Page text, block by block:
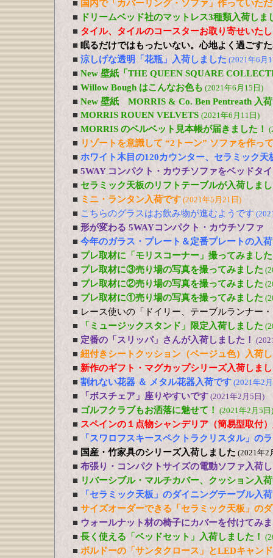
■ 国内で「カバーリング・ソファ」作っていた
■
ドリームベッド社のマットレス3種類入荷しま
■ タイル、タイルのコースターお取り寄せいた
■ 眠るだけではもったいない。心地よく過ごす
■ 涼しげな透明「花瓶」入荷しました (2021年6月
■ New 壁紙「THE QUEEN SQUARE
■ Willow Bough はこんなお色も (2021年6月15日)
■ New 壁紙 MORRIS & Co. Ben Pentreath 入
■ MORRIS ROUEN VELVETS (2021年6月11日)
■ MORRIS のベルベット見本帳が届きました！
■ リゾートを意識して “2トーン” ソファを作っ
■ ホワイト木目の120カウンター、セラミック天
■ 5WAY コンパクト・カウチソファをベッドタ
■ セラミック天板のリフトテーブルが入荷しま
■ ミニ・ランタン入荷です (2021年5月21日)
■ こちらのグラスはお飲み物が進むようです
■ 形が変わる 5WAYコンパクト・カウチソファ
■ 今年のガラス・プレート＆定番プレートの入
■ プレ取材に「モリスコーナー」撮ってみました
■ プレ取材に③売り場の写真を撮ってみました
■ プレ取材に②売り場の写真を撮ってみました
■ プレ取材に①売り場の写真を撮ってみました
■ レース使いの「ドイリー、テーブルランナー
■
「ミュージックスタンド」限定入荷しました
■ 定番の「スリッパ」さんが入荷しました！
■ 紐付きシートクッション（ベージュ色）入荷
■ 新作のギフト・マグカップシリーズ入荷しま
■ 割れない花器 ＆ メタル花器入荷です (2021年2
■ 「ボスチェア」座りやすいです (2021年2月5日)
■ ゴルフクラブもお洒落に魅せて！ (2021年2月5日)
■ スペインの１点物シャンデリア（簡易型取付
■
「スワロフスキースペクトラクリスタル」の
■ 国産・竹家具のシリーズ入荷しました (2021年2
■ 布張り・コンパクトサイズの電動ソファ入荷
■ リバーシブル・マルチカバー、クッション入
■
「セラミック天板」のダイニングテーブル入
■ サイズオーダーできる「セラミック天板」の
■ ウォールナット材の椅子にカバーを付けてみ
■ 長く使える「ベッドセット」入荷しました！
■ ボルドーの「サンタクロース」とLEDキャン